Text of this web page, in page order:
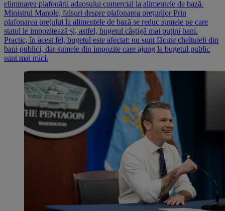
eliminarea plafonării adaosului comercial la alimentele de bază.
Ministrul Manole, falsuri despre plafonarea prețurilor Prin
plafonarea prețului la alimentele de bază se reduc sumele pe care
statul le impozitează și, astfel, bugetul câștigă mai puțini bani.
Practic, în acest fel, bugetul este afectat: nu sunt făcute cheltuieli din
bani publici, dar sumele din impozite care ajung la bugetul public
sunt mai mici.